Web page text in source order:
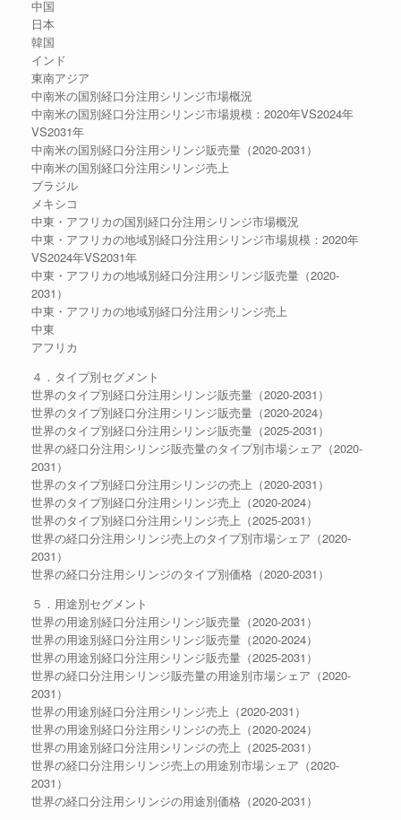
中国
日本
韓国
インド
東南アジア
中南米の国別経口分注用シリンジ市場概況
中南米の国別経口分注用シリンジ市場規模：2020年VS2024年
VS2031年
中南米の国別経口分注用シリンジ販売量（2020-2031）
中南米の国別経口分注用シリンジ売上
ブラジル
メキシコ
中東・アフリカの国別経口分注用シリンジ市場概況
中東・アフリカの地域別経口分注用シリンジ市場規模：2020年
VS2024年VS2031年
中東・アフリカの地域別経口分注用シリンジ販売量（2020-
2031）
中東・アフリカの地域別経口分注用シリンジ売上
中東
アフリカ
４．タイプ別セグメント
世界のタイプ別経口分注用シリンジ販売量（2020-2031）
世界のタイプ別経口分注用シリンジ販売量（2020-2024）
世界のタイプ別経口分注用シリンジ販売量（2025-2031）
世界の経口分注用シリンジ販売量のタイプ別市場シェア（2020-
2031）
世界のタイプ別経口分注用シリンジの売上（2020-2031）
世界のタイプ別経口分注用シリンジ売上（2020-2024）
世界のタイプ別経口分注用シリンジ売上（2025-2031）
世界の経口分注用シリンジ売上のタイプ別市場シェア（2020-
2031）
世界の経口分注用シリンジのタイプ別価格（2020-2031）
５．用途別セグメント
世界の用途別経口分注用シリンジ販売量（2020-2031）
世界の用途別経口分注用シリンジ販売量（2020-2024）
世界の用途別経口分注用シリンジ販売量（2025-2031）
世界の経口分注用シリンジ販売量の用途別市場シェア（2020-
2031）
世界の用途別経口分注用シリンジ売上（2020-2031）
世界の用途別経口分注用シリンジの売上（2020-2024）
世界の用途別経口分注用シリンジの売上（2025-2031）
世界の経口分注用シリンジ売上の用途別市場シェア（2020-
2031）
世界の経口分注用シリンジの用途別価格（2020-2031）